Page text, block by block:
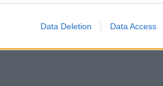
Data Deletion Data Access